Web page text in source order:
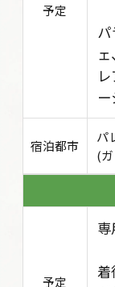
予定
宿泊都市
パ
(
予定
着